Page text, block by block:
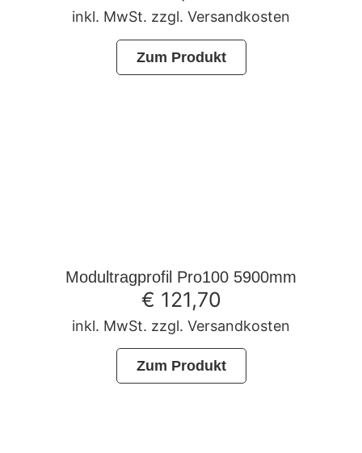
inkl. MwSt. zzgl. Versandkosten
Zum Produkt
Modultragprofil Pro100 5900mm
€ 121,70
inkl. MwSt. zzgl. Versandkosten
Zum Produkt